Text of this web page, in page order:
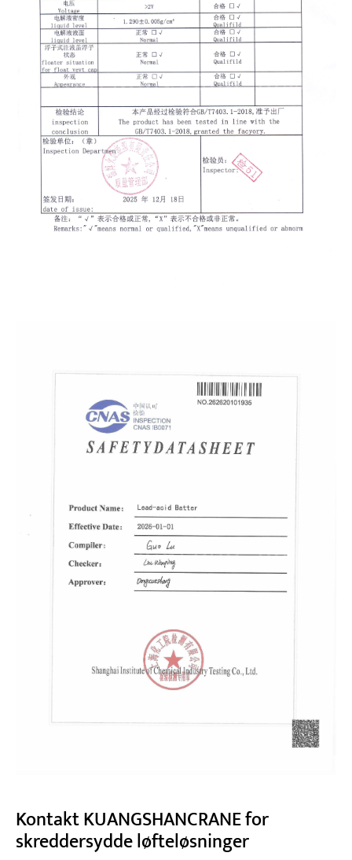
Kontakt KUANGSHANCRANE for
skreddersydde løfteløsninger